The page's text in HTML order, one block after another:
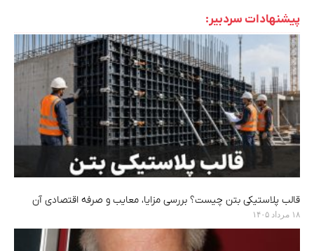
پیشنهادات سردبیر:
قالب پلاستیکی بتن چیست؟ بررسی مزایا، معایب و صرفه اقتصادی آن
۱۸ مرداد ۱۴۰۵